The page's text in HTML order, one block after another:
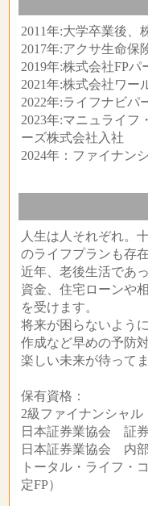
2011年:大学卒業後、
2017年:アクサ生命保
2019年:株式会社FPパ
2021年:株式会社ワー
2022年:ライフナビパ
2023年:マニュライフ
ーズ株式会社入社
2024年：ファイナン
人生は人それぞれ。
のライフプランも存
近年、老後生活であ
資金、住宅ローンや
を受けます。
将来が困らないよう
作成など早めの予防
楽しい未来が待って
保有資格：
2級ファイナンシャ
日本証券業協会 証
日本証券業協会 内
トータル・ライフ・
定FP）